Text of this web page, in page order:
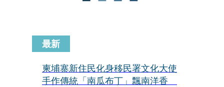
最新
柬埔寨新住民化身移民署文化大使
手作傳統「南瓜布丁」飄南洋香